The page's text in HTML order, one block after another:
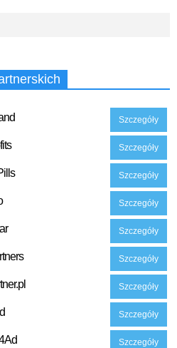
Szczegóły
Szczegóły
Szczegóły
Szczegóły
Szczegóły
Szczegóły
Szczegóły
Szczegóły
Szczegóły